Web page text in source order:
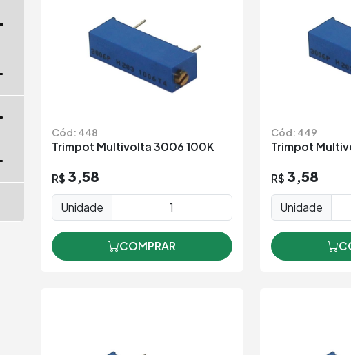
Cód: 448
Trimpot Multivolta 3006 100K
R$ 3,58
Unidade
COMPRAR
Cód: 449
Trimpot
R$ 3,58
Unidade